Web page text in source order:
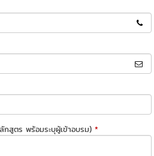
กสูตร พร้อมระบุผู้เข้าอบรม) *